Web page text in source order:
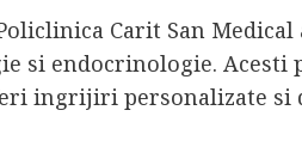
Carit San
si endocrinologie. Acesti
ingrijiri personalizate